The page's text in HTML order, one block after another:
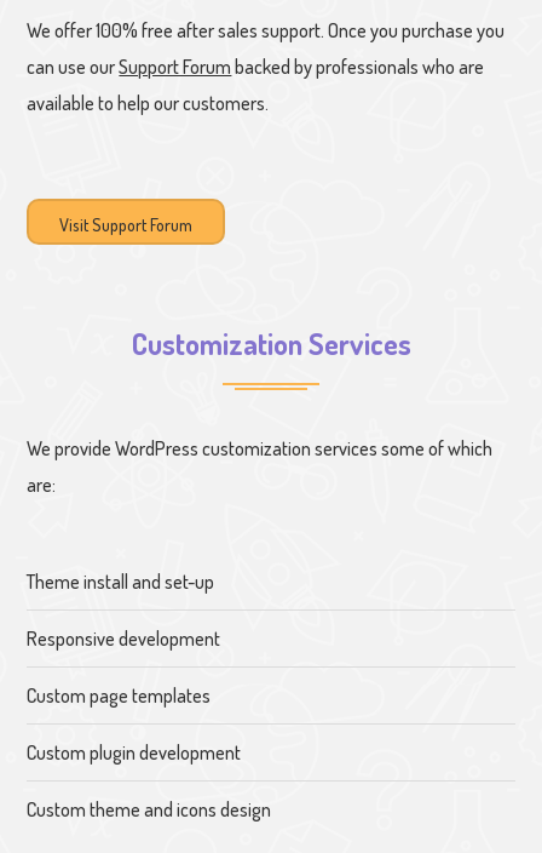
We offer 100% free after sales support. Once you purchase you
can use ourSupport Forum backed by professionals who are
available to help our customers.
Visit Support Forum
Customization Services
We provide WordPress customization services some of which
are:
Theme install and set-up
Responsive development
Custom page templates
Custom plugin development
Custom theme and icons design